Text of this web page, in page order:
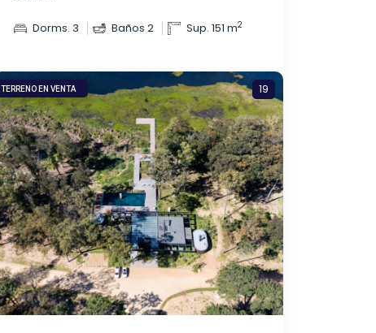
Dorms. 3 Baños 2 Sup. 151 m2
TERRENO EN VENTA 19